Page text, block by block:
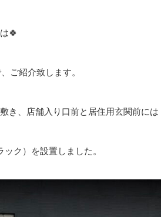
🍀
ご紹介致します。
き、店舗入り口前と居住用玄関前には
ク）を設置しました。